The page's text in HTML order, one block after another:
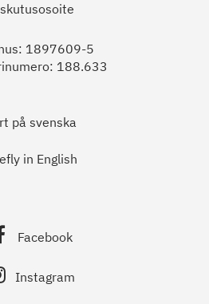
1897609-5
188.633
på svenska
in English
Facebook
Instagram